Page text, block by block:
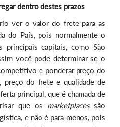
dentro destes prazos
ver o valor do frete para as
do País, pois normalmente o
principais capitais, como São
você pode determinar se o
e ponderar preço do
preço do frete e qualidade de
principal, que é chamada de
que os marketplacessão
e não é para menos, pois